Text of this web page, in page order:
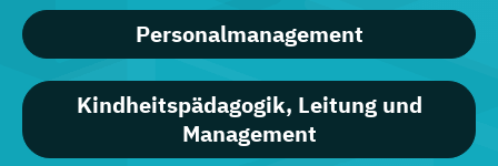
Personalmanagement
Kindheitspädagogik, Leitung und
Management